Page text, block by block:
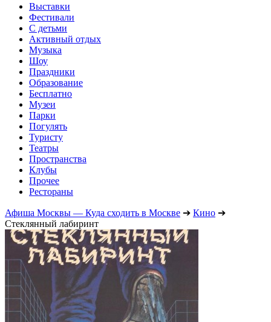
Выставки
Фестивали
С детьми
Активный отдых
Музыка
Шоу
Праздники
Образование
Бесплатно
Музеи
Парки
Погулять
Туристу
Театры
Пространства
Клубы
Прочее
Рестораны
Афиша Москвы — Куда сходить в Москве ➔ Кино ➔
Стеклянный лабиринт